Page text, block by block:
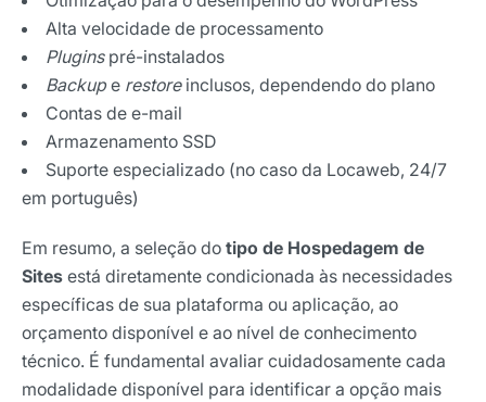
Alta velocidade de processamento
Plugins pré-instalados
Backup e restore inclusos, dependendo do plano
Contas de e-mail
Armazenamento SSD
Suporte especializado (no caso da Locaweb, 24/7
em português)
Em resumo, a seleção do tipo de Hospedagem de
Sites está diretamente condicionada às necessidades
específicas de sua plataforma ou aplicação, ao
orçamento disponível e ao nível de conhecimento
técnico. É fundamental avaliar cuidadosamente cada
modalidade disponível para identificar a opção mais
E-mail
Selecione sua área de atuação
*Ao assinar nossa newsletter, você concorda em receber
nossas comunicações e está de acordo com as nossas
Políticas de Privacidade
Assinar newsletter